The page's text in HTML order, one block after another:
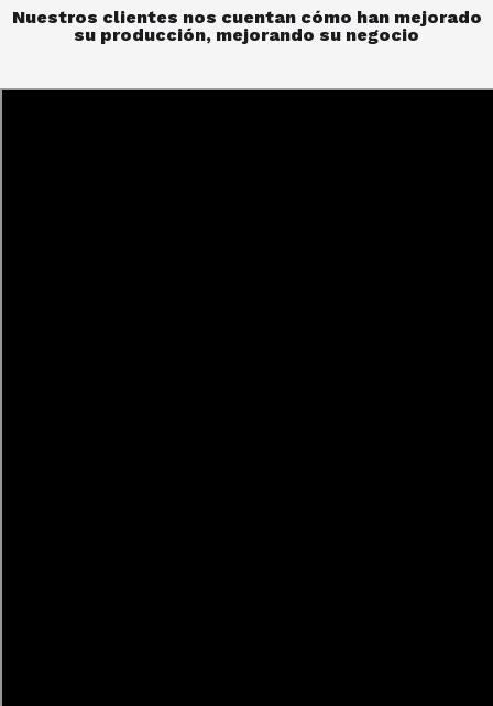
Nuestros clientes nos cuentan cómo han mejorado
su producción, mejorando su negocio